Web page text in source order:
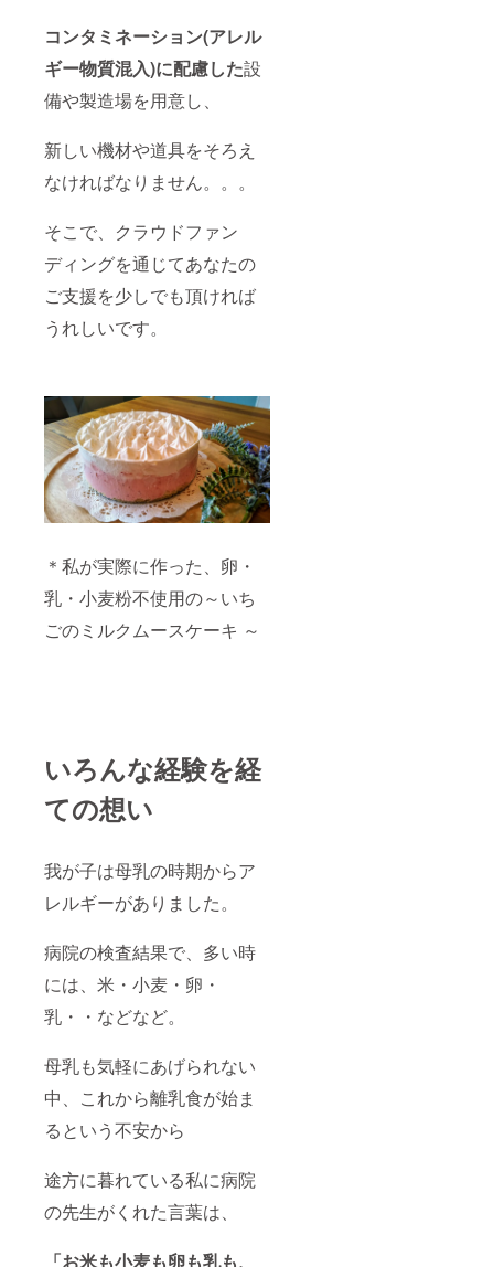
コンタミネーション(アレル
ギー物質混入)に配慮した設
備や製造場を用意し、
新しい機材や道具をそろえ
なければなりません。。。
そこで、クラウドファン
ディングを通じてあなたの
ご支援を少しでも頂ければ
うれしいです。
＊私が実際に作った、卵・
乳・小麦粉不使用の～いち
ごのミルクムースケーキ ～
いろんな経験を経
ての想い
我が子は母乳の時期からア
レルギーがありました。
病院の検査結果で、多い時
には、米・小麦・卵・
乳・・などなど。
母乳も気軽にあげられない
中、これから離乳食が始ま
るという不安から
途方に暮れている私に病院
の先生がくれた言葉は、
「お米も小麦も卵も乳も、